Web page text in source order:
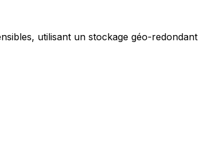
utilisant un stockage géo-